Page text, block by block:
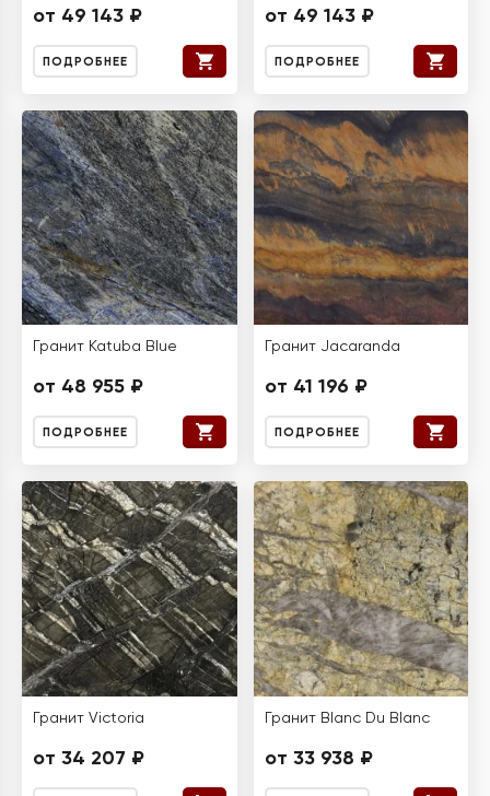
от 49 143 ₽
ПОДРОБНЕЕ
от 49 143 ₽
ПОДРОБНЕЕ
Гранит Katuba Blue
от 48 955 ₽
ПОДРОБНЕЕ
Гранит Jacaranda
от 41 196 ₽
ПОДРОБНЕЕ
Гранит Victoria
от 34 207 ₽
Гранит Blanc Du Blanc
от 33 938 ₽